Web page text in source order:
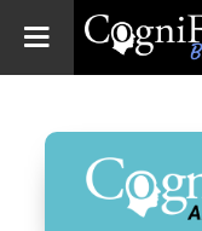
Blog:
Health
News
Brain